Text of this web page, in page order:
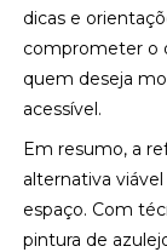
dicas e
comprometer o
quem deseja
acessível.
Em resumo, a
alternativa
espaço. Com
pintura de